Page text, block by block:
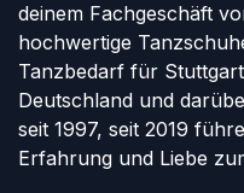
deinem Fachgeschäft
hochwertige
Tanzbedarf für
Deutschland und
seit 1997, seit 2019
Erfahrung und Liebe